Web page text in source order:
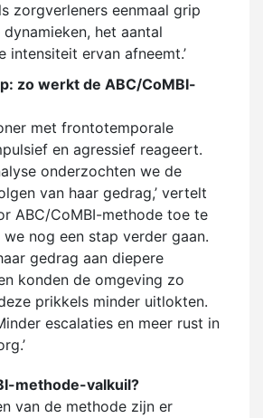
zorgverleners eenmaal grip
het aantal
intensiteit ervan afneemt.’
zo werkt de ABC/CoMBI-
met frontotemporale
en agressief reageert.
onderzochten we de
van haar gedrag,’ vertelt
ABC/CoMBI-methode toe te
we nog een stap verder gaan.
gedrag aan diepere
konden de omgeving zo
prikkels minder uitlokten.
escalaties en meer rust in
methode-valkuil?
van de methode zijn er